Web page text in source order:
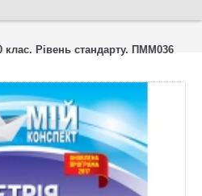
клас. Рівень стандарту. ПММ036